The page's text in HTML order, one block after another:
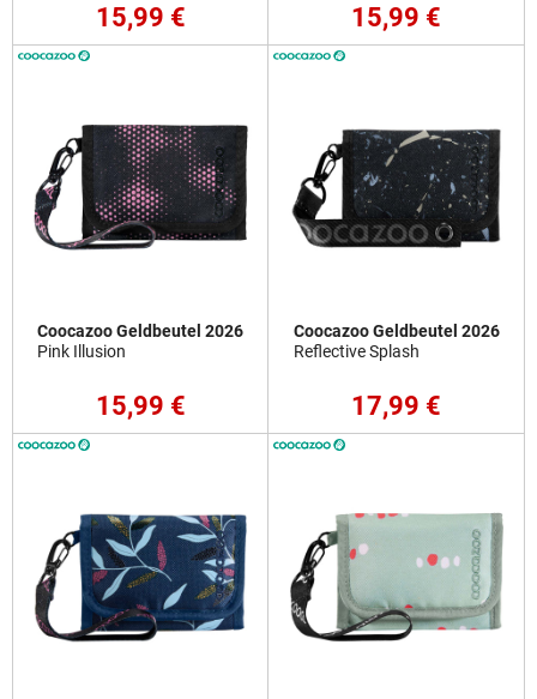
15,99 € 15,99 €
Coocazoo Geldbeutel 2026
Pink Illusion
15,99 €
Coocazoo Geldbeutel 2026
Reflective Splash
17,99 €